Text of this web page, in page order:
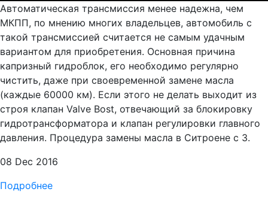
Автоматическая трансмиссия менее надежна, чем
МКПП, по мнению многих владельцев, автомобиль с
такой трансмиссией считается не самым удачным
вариантом для приобретения. Основная причина
капризный гидроблок, его необходимо регулярно
чистить, даже при своевременной замене масла
(каждые 60000 км). Если этого не делать выходит из
строя клапан Valve Bost, отвечающий за блокировку
гидротрансформатора и клапан регулировки главного
давления. Процедура замены масла в Ситроене с 3.
08 Dec 2016
Подробнее